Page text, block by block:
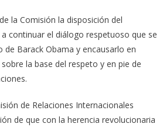
la Comisión la disposición del
continuar el diálogo respetuoso que se
Barack Obama y encausarlo en
la base del respeto y en pie de
de Relaciones Internacionales
de que con la herencia revolucionaria